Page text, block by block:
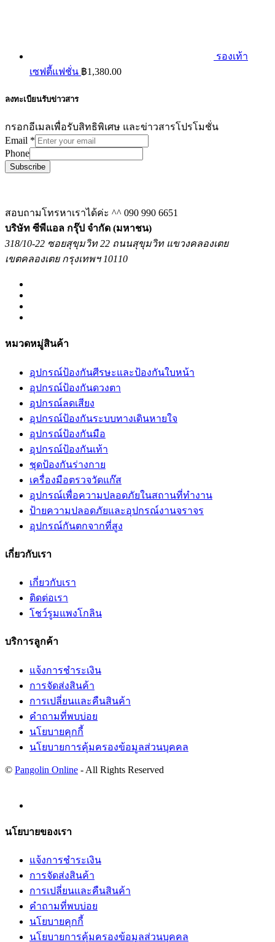
รองเท้า
เซฟตี้แฟชั่น ฿1,380.00
ลงทะเบียนรับข่าวสาร
กรอกอีเมลเพื่อรับสิทธิพิเศษ และข่าวสารโปรโมชั่น
Email *
Phone
Subscribe
สอบถามโทรหาเราได้ค่ะ ^^ 090 990 6651
บริษัท ซีพีแอล กรุ๊ป จำกัด (มหาชน)
318/10-22 ซอยสุขุมวิท 22 ถนนสุขุมวิท แขวงคลองเตย
เขตคลองเตย กรุงเทพฯ 10110
หมวดหมู่สินค้า
อุปกรณ์ป้องกันศีรษะและป้องกันใบหน้า
อุปกรณ์ป้องกันดวงตา
อุปกรณ์ลดเสียง
อุปกรณ์ป้องกันระบบทางเดินหายใจ
อุปกรณ์ป้องกันมือ
อุปกรณ์ป้องกันเท้า
ชุดป้องกันร่างกาย
เครื่องมือตรวจวัดแก๊ส
อุปกรณ์เพื่อความปลอดภัยในสถานที่ทำงาน
ป้ายความปลอดภัยและอุปกรณ์งานจราจร
อุปกรณ์กันตกจากที่สูง
เกี่ยวกับเรา
เกี่ยวกับเรา
ติดต่อเรา
โชว์รูมแพงโกลิน
บริการลูกค้า
แจ้งการชำระเงิน
การจัดส่งสินค้า
การเปลี่ยนและคืนสินค้า
คำถามที่พบบ่อย
นโยบายคุกกี้
นโยบายการคุ้มครองข้อมูลส่วนบุคคล
© Pangolin Online - All Rights Reserved
นโยบายของเรา
แจ้งการชำระเงิน
การจัดส่งสินค้า
การเปลี่ยนและคืนสินค้า
คำถามที่พบบ่อย
นโยบายคุกกี้
นโยบายการคุ้มครองข้อมูลส่วนบุคคล